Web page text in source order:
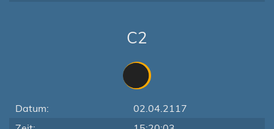
C2
Datum:
02.04.2117